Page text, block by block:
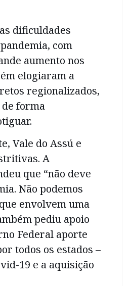
dificuldades
com
aumento nos
elogiaram a
regionalizados,
forma
Vale do Assú e
A
que “não deve
Não podemos
envolvem uma
pediu apoio
Federal aporte
todos os estados –
19 e a aquisição